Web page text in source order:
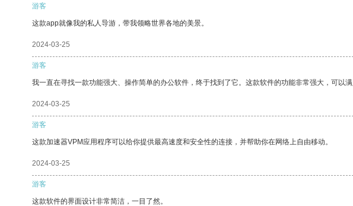
游客
这款app就像我的私人导游，带我领略世界各地的美景。
2024-03-25
游客
我一直在寻找一款功能强大、操作简单的办公软件，终于找到了它。这款软件的功能非常强大，可以
2024-03-25
游客
这款加速器VPM应用程序可以给你提供最高速度和安全性的连接，并帮助你在网络上自由移动。
2024-03-25
游客
这款软件的界面设计非常简洁，一目了然。